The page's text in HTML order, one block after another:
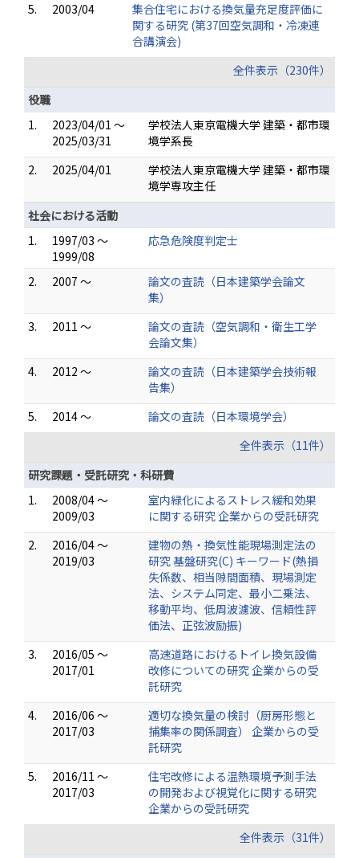
5. 2003/04
集合住宅における換気量充足度評価に
関する研究 (第37回空気調和・冷凍連
合講演会)
全件表示（230件）
役職
1.
2023/04/01 ～
2025/03/31
学校法人東京電機大学 建築・都市環
境学系長
2.
2025/04/01
学校法人東京電機大学 建築・都市環
境学専攻主任
社会における活動
1.
1997/03 ～
1999/08
応急危険度判定士
2. 2007 ～
論文の査読（日本建築学会論文
集）
3.
2011 ～
論文の査読（空気調和・衛生工学
会論文集）
4.
2012 ～
論文の査読（日本建築学会技術報
告集）
5.
2014 ～
論文の査読（日本環境学会）
全件表示（11件）
研究課題・受託研究・科研費
1.
2008/04 ～
2009/03
室内緑化によるストレス緩和効果
に関する研究 企業からの受託研究
2.
2016/04 ～
2019/03
建物の熱・換気性能現場測定法の
研究 基盤研究(C) キーワード(熱損
失係数、相当隙間面積、現場測定
法、システム同定、最小二乗法、
移動平均、低周波濾波、信頼性評
価法、正弦波励振)
3.
2016/05 ～
2017/01
高速道路におけるトイレ換気設備
改修についての研究 企業からの受
託研究
4.
2016/06 ～
2017/03
適切な換気量の検討（厨房形態と
捕集率の関係調査） 企業からの受
託研究
5.
2016/11 ～
2017/03
住宅改修による温熱環境予測手法
の開発および視覚化に関する研究
企業からの受託研究
全件表示（31件）